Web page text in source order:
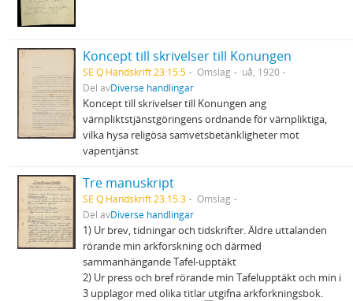
Koncept till skrivelser till Konungen
SE Q Handskrift 23:15:5 Omslag
uå, 1920
Del avDiverse handlingar
Koncept till skrivelser till Konungen ang
värnpliktstjänstgöringens ordnande för värnpliktiga,
vilka hysa religösa samvetsbetänkligheter mot
vapentjänst
Tre manuskript
SE Q Handskrift 23:15:3
Omslag
Del avDiverse handlingar
1) Ur brev, tidningar och tidskrifter. Äldre uttalanden
rörande min arkforskning och därmed
sammanhängande Tafel-upptäkt
2) Ur press och bref rörande min Tafelupptäkt och min i
3 upplagor med olika titlar utgifna arkforkningsbok.